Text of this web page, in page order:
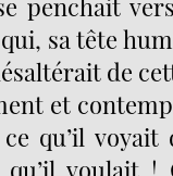
sa tête
de
et
qu’il voyait
voulait !